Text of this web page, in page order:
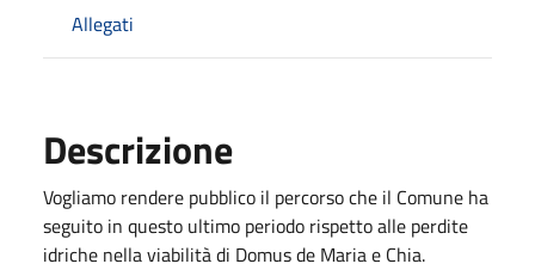
Allegati
Descrizione
Vogliamo rendere pubblico il percorso che il Comune ha
seguito in questo ultimo periodo rispetto alle perdite
idriche nella viabilità di Domus de Maria e Chia.